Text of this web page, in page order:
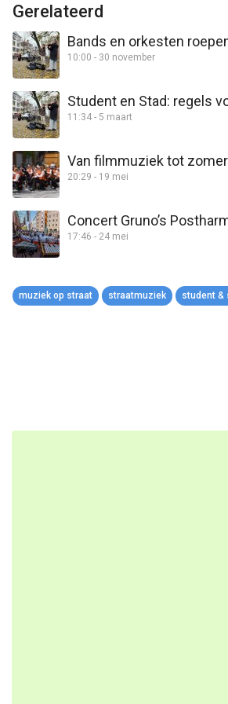
Gerelateerd
Bands en orkesten
10:00 - 30 november
Student en Stad: regels
11:34 - 5 maart
Van filmmuziek tot
20:29 - 19 mei
Concert Gruno’s
17:46 - 24 mei
muziek op straat straatmuziek student &